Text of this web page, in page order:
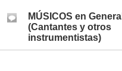
MÚSICOS en General
(Cantantes y otros
instrumentistas)